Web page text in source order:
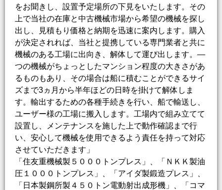
をお聞きし、設置予定場所の下見をいたします。その
上で当社の在庫と中古機械市場から希望の機械を探し
出し、見積もり価格と納期を迅速に案内します。購入
が決定されれば、当社と提携している専門業者と共に
機械のある工場に出向き、解体して運び出します。―
つの機械がちょっとしたマンション程度の大きさがあ
るものもあり、その場合は船に積むことができるサイ
ズまで3ヵ月から半年ほどの日時を掛けて解体しま
す。輸出するための各種手続きを行い、船で輸送し、
ユーザー様の工場に搬入します。工場内で組み立てて
設置し、メンテナンスを施した上で動作確認まで行
い、安心して機械を使用できるよう責任を持って対応
させていただきます」
「住友重機械製５０００トンプレス」、「ＮＫＫ製油
圧１０００トンプレス」、「アイダ製鍛造プレス」、
「日本製鋼所製４５０トン電動射出成形機」、「コマ